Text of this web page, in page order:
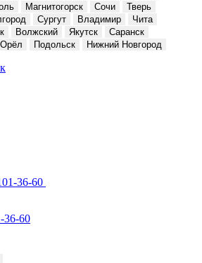
Магнитогорск Сочи
Тверь
Сургут Владимир
Чита
Волжский Якутск
Саранск
Орёл Подольск Нижний Новгород
36-60
36-60